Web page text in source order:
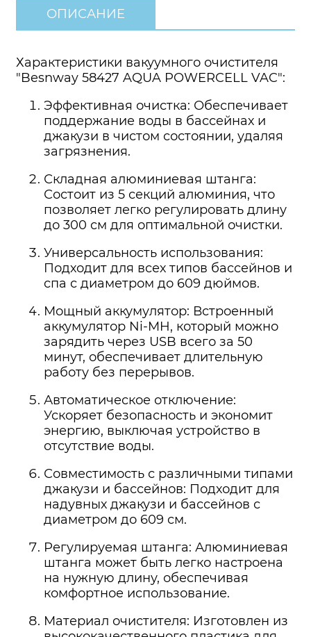
ОПИСАНИЕ
Характеристики вакуумного очистителя
"Besnway 58427 AQUA POWERCELL VAC":
Эффективная очистка: Обеспечивает
поддержание воды в бассейнах и
джакузи в чистом состоянии, удаляя
загрязнения.
Складная алюминиевая штанга:
Состоит из 5 секций алюминия, что
позволяет легко регулировать длину
до 300 см для оптимальной очистки.
Универсальность использования:
Подходит для всех типов бассейнов и
спа с диаметром до 609 дюймов.
Мощный аккумулятор: Встроенный
аккумулятор Ni-MH, который можно
зарядить через USB всего за 50
минут, обеспечивает длительную
работу без перерывов.
Автоматическое отключение:
Ускоряет безопасность и экономит
энергию, выключая устройство в
отсутствие воды.
Совместимость с различными типами
джакузи и бассейнов: Подходит для
надувных джакузи и бассейнов с
диаметром до 609 см.
Регулируемая штанга: Алюминиевая
штанга может быть легко настроена
на нужную длину, обеспечивая
комфортное использование.
Материал очистителя: Изготовлен из